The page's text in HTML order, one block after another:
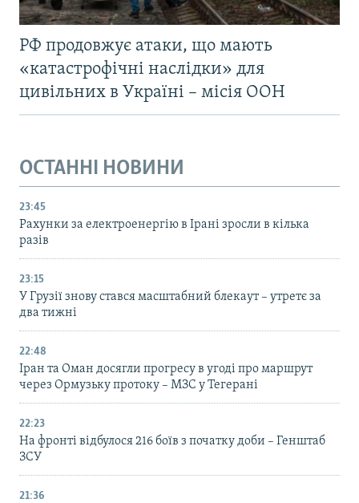
РФ продовжує атаки, що мають
«катастрофічні наслідки» для
цивільних в Україні – місія ООН
ОСТАННІ НОВИНИ
23:45
Рахунки за електроенергію в Ірані зросли в кілька
разів
23:15
У Грузії знову стався масштабний блекаут – утретє за
два тижні
22:48
Іран та Оман досягли прогресу в угоді про маршрут
через Ормузьку протоку – МЗС у Тегерані
22:23
На фронті відбулося 216 боїв з початку доби – Генштаб
ЗСУ
21:36